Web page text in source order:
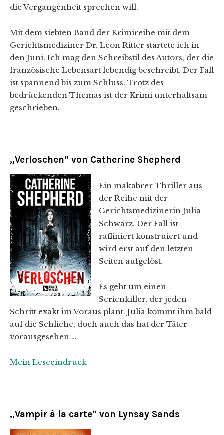
die Vergangenheit sprechen will.
Mit dem siebten Band der Krimireihe mit dem
Gerichtsmediziner Dr. Leon Ritter startete ich in
den Juni. Ich mag den Schreibstil des Autors, der die
französische Lebensart lebendig beschreibt. Der Fall
ist spannend bis zum Schluss. Trotz des
bedrückenden Themas ist der Krimi unterhaltsam
geschrieben.
„Verloschen“ von Catherine Shepherd
Ein makabrer Thriller aus
der Reihe mit der
Gerichtsmedizinerin Julia
Schwarz. Der Fall ist
raffiniert konstruiert und
wird erst auf den letzten
Seiten aufgelöst.
Es geht um einen
Serienkiller, der jeden
Schritt exakt im Voraus plant. Julia kommt ihm bald
auf die Schliche, doch auch das hat der Täter
vorausgesehen …
Mein Leseeindruck
„Vampir à la carte“ von Lynsay Sands